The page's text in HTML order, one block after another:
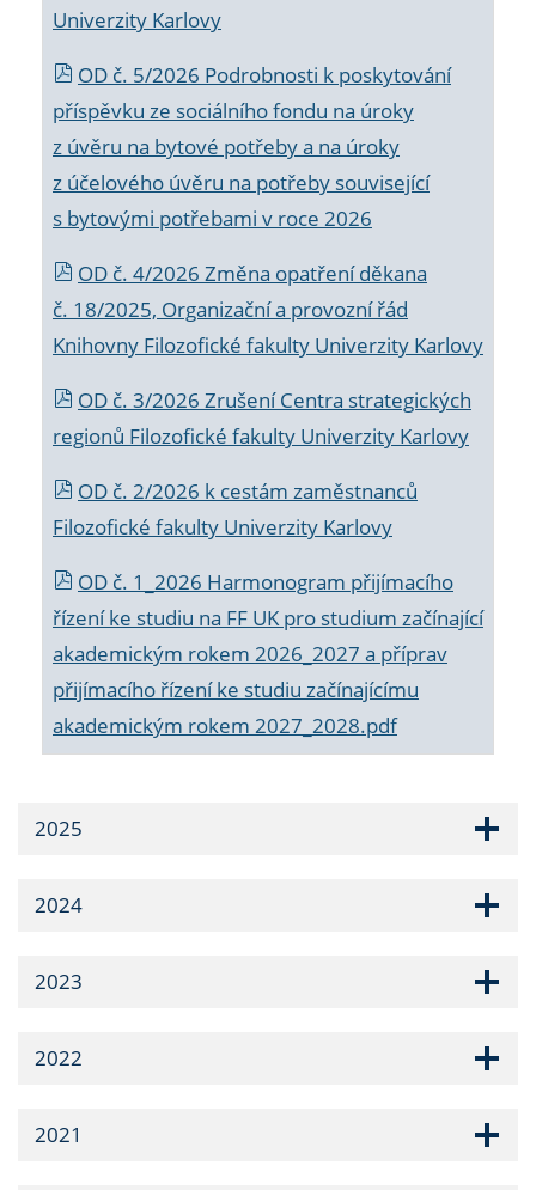
Univerzity Karlovy
OD č. 5/2026 Podrobnosti k poskytování
příspěvku ze sociálního fondu na úroky
z úvěru na bytové potřeby a na úroky
z účelového úvěru na potřeby související
s bytovými potřebami v roce 2026
OD č. 4/2026 Změna opatření děkana
č. 18/2025, Organizační a provozní řád
Knihovny Filozofické fakulty Univerzity Karlovy
OD č. 3/2026 Zrušení Centra strategických
regionů Filozofické fakulty Univerzity Karlovy
OD č. 2/2026 k cestám zaměstnanců
Filozofické fakulty Univerzity Karlovy
OD č. 1_2026 Harmonogram přijímacího
řízení ke studiu na FF UK pro studium začínající
akademickým rokem 2026_2027 a příprav
přijímacího řízení ke studiu začínajícímu
akademickým rokem 2027_2028.pdf
2025
2024
2023
2022
2021